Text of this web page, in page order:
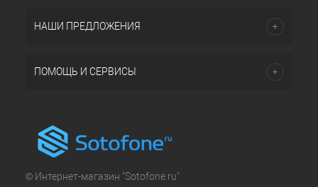
НАШИ ПРЕДЛОЖЕНИЯ
ПОМОЩЬ И СЕРВИСЫ
© Интернет-магазин "Sotofone.ru"